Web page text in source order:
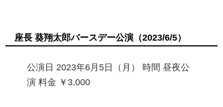
座長 葵翔太郎バースデー公演（2023/6/5）
公演日 2023年6月5日（月） 時間 昼夜公
演 料金 ￥3,000